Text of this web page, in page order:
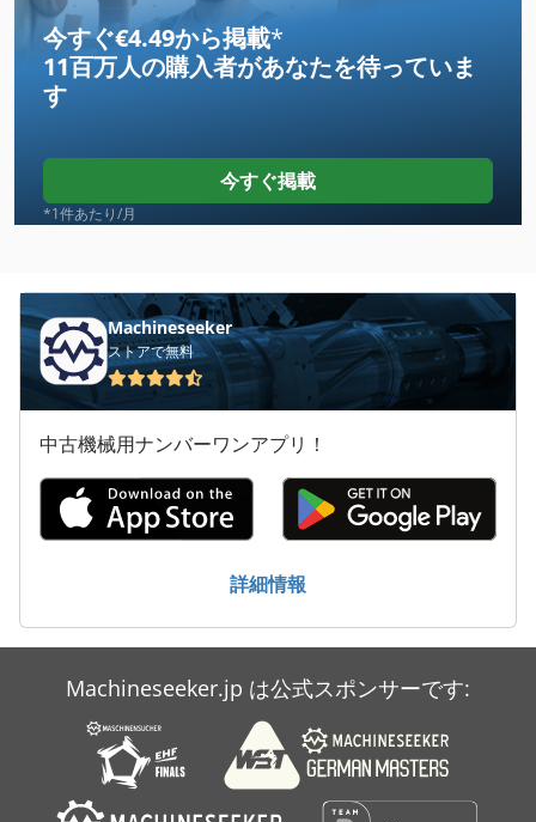
Case Ih 7250
Case Ih 8010
Case Ih Cvx 1155
Case Ih Cvx 1170
Case Ih Cvx 130
Case Ih Cvx 170
Case Ih Cvx 195
Case Ih Cx 80
Case Ih Mx 100 C
Case Ih Mx 110
Case Ih Mx 150
Case Ih Mx 285
Case Ih Stx 530
今すぐ€4.49から掲載*
11百万人の購入者があなたを待っていま
す
今すぐ掲載
*1件あたり/月
Machineseeker
ストアで無料
中古機械用ナンバーワンアプリ！
詳細情報
Machineseeker.jp は公式スポンサーです: